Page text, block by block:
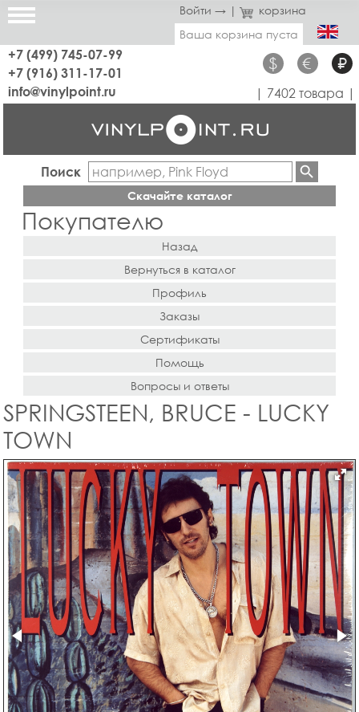
Войти → |
корзина
Ваша корзина пуста
+7 (499) 745-07-99
+7 (916) 311-17-01
$ € ₽
info@vinylpoint.ru | 7402 товара |
Поиск
Скачайте каталог
Покупателю
Назад
Вернуться в каталог
Профиль
Заказы
Сертификаты
Помощь
Вопросы и ответы
SPRINGSTEEN, BRUCE - LUCKY
TOWN